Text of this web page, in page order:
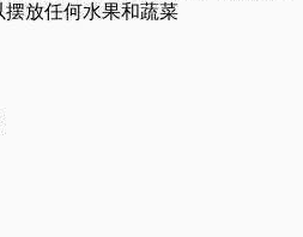
放任何水果和蔬菜